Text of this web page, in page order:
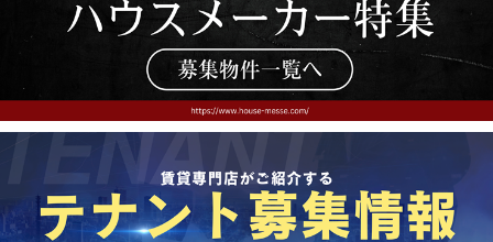
賃貸管理の北白川店
店舗情報·アクセス
会社概要
メールでお問い合わせ